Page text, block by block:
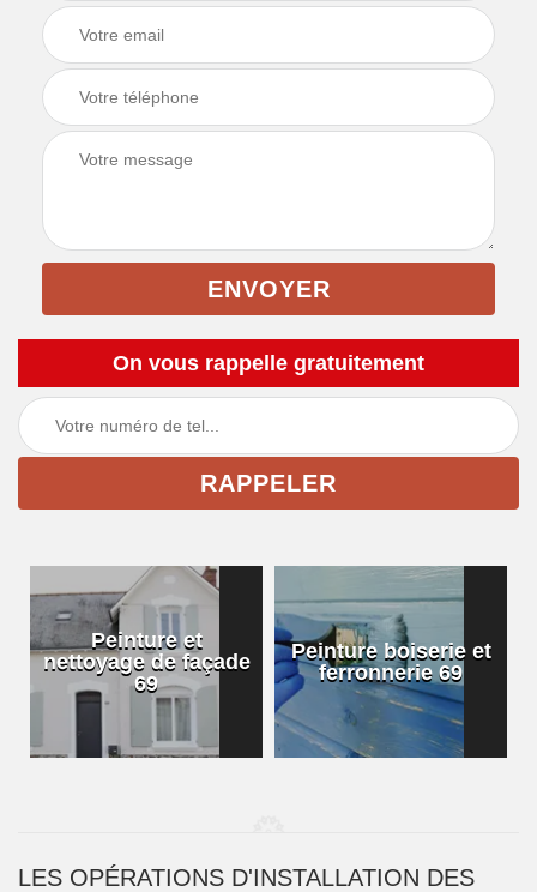
On vous rappelle gratuitement
Peinture et
nettoyage de façade
69
Peinture boiserie et
ferronnerie 69
LES OPÉRATIONS D'INSTALLATION DES